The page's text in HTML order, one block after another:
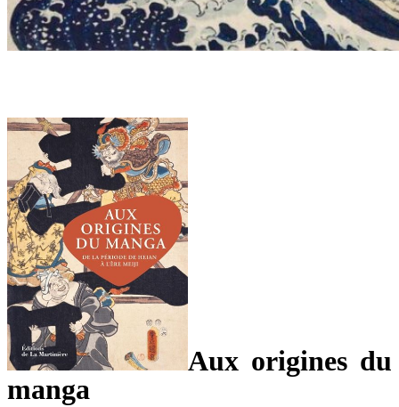
Aux origines du
manga